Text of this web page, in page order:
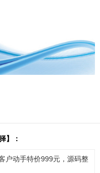
】：
户动手特价999元，源码整